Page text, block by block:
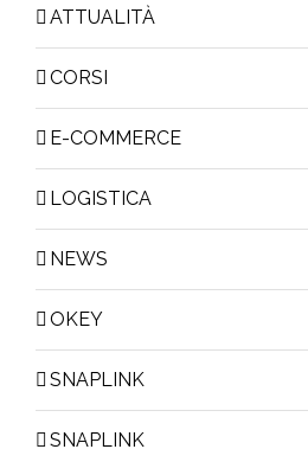
ATTUALITÀ
CORSI
E-COMMERCE
LOGISTICA
NEWS
OKEY
SNAPLINK
SNAPLINK